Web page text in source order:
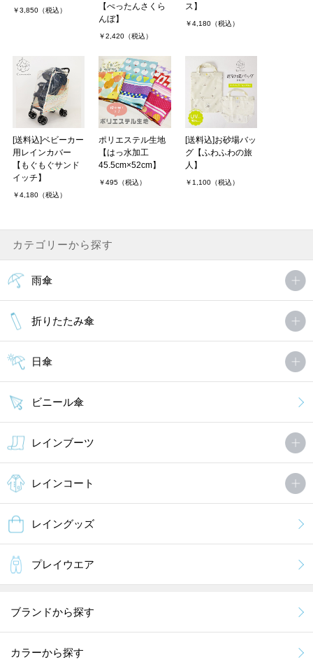
￥3,850（税込）
【ぺったんさくら
んぼ】
￥2,420（税込）
ス】
￥4,180（税込）
[送料込]ベビーカー
用レインカバー
【もぐもぐサンド
イッチ】
￥4,180（税込）
ポリエステル生地
【はっ水加工
45.5cm×52cm】
￥495（税込）
[送料込]お砂場バッ
グ【ふわふわの旅
人】
￥1,100（税込）
カテゴリーから探す
雨傘
折りたたみ傘
日傘
ビニール傘
レインブーツ
レインコート
レイングッズ
プレイウエア
ブランドから探す
カラーから探す